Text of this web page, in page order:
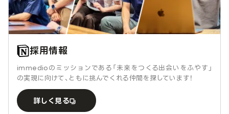
採用情報
immedioのミッションである「未来をつくる出会いをふやす」
の実現に向けて、ともに挑んでくれる仲間を探しています！
詳しく見る